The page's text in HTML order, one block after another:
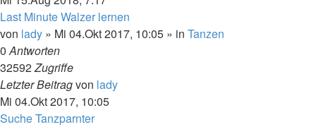
Last Minute Walzer lernen
von lady » Mi 04.Okt 2017, 10:05 » in Tanzen
0Antworten
32592Zugriffe
Letzter Beitragvon lady
Mi 04.Okt 2017, 10:05
Suche Tanzparnter